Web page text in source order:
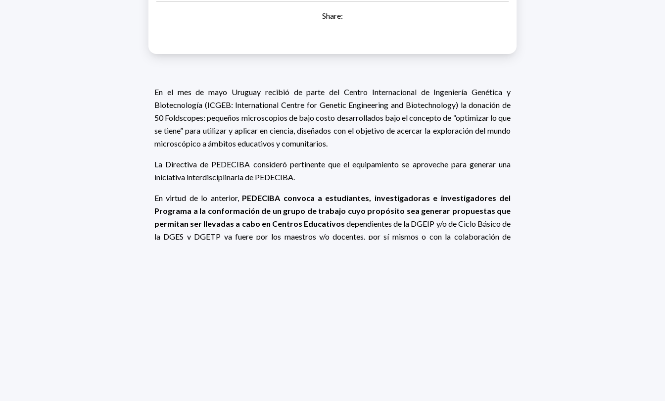
Share:
En el mes de mayo Uruguay recibió de parte del Centro Internacional de Ingeniería Genética y
Biotecnología (ICGEB: International Centre for Genetic Engineering and Biotechnology) la donación de
50 Foldscopes: pequeños microscopios de bajo costo desarrollados bajo el concepto de “optimizar lo que
se tiene” para utilizar y aplicar en ciencia, diseñados con el objetivo de acercar la exploración del mundo
microscópico a ámbitos educativos y comunitarios.
La Directiva de PEDECIBA consideró pertinente que el equipamiento se aproveche para generar una
iniciativa interdisciplinaria de PEDECIBA.
En virtud de lo anterior, PEDECIBA convoca a estudiantes, investigadoras e investigadores del
Programa a la conformación de un grupo de trabajo cuyo propósito sea generar propuestas que
permitan ser llevadas a cabo en Centros Educativos dependientes de la DGEIP y/o de Ciclo Básico de
la DGES y DGETP ya fuere por los maestros y/o docentes, por sí mismos o con la colaboración de